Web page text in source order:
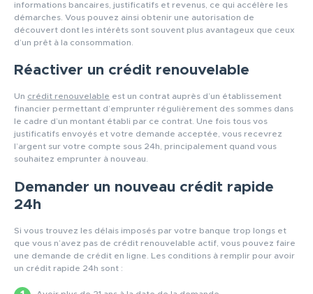
informations bancaires, justificatifs et revenus, ce qui accélère les
démarches. Vous pouvez ainsi obtenir une autorisation de
découvert dont les intérêts sont souvent plus avantageux que ceux
d’un prêt à la consommation.
Réactiver un crédit renouvelable
Un crédit renouvelable est un contrat auprès d’un établissement
financier permettant d’emprunter régulièrement des sommes dans
le cadre d’un montant établi par ce contrat. Une fois tous vos
justificatifs envoyés et votre demande acceptée, vous recevrez
l’argent sur votre compte sous 24h, principalement quand vous
souhaitez emprunter à nouveau.
Demander un nouveau crédit rapide
24h
Si vous trouvez les délais imposés par votre banque trop longs et
que vous n’avez pas de crédit renouvelable actif, vous pouvez faire
une demande de crédit en ligne. Les conditions à remplir pour avoir
un crédit rapide 24h sont :